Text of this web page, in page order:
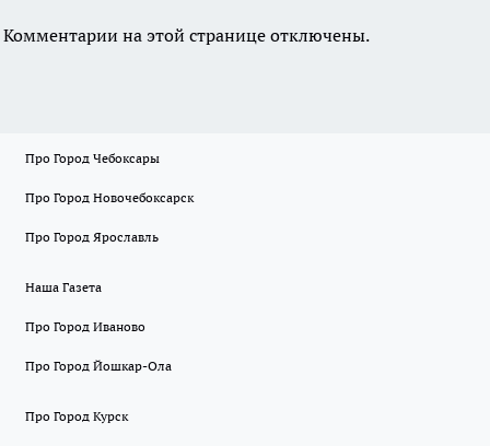
Комментарии на этой странице отключены.
Про Город Чебоксары
Про Город Новочебоксарск
Про Город Ярославль
Наша Газета
Про Город Иваново
Про Город Йошкар-Ола
Про Город Курск